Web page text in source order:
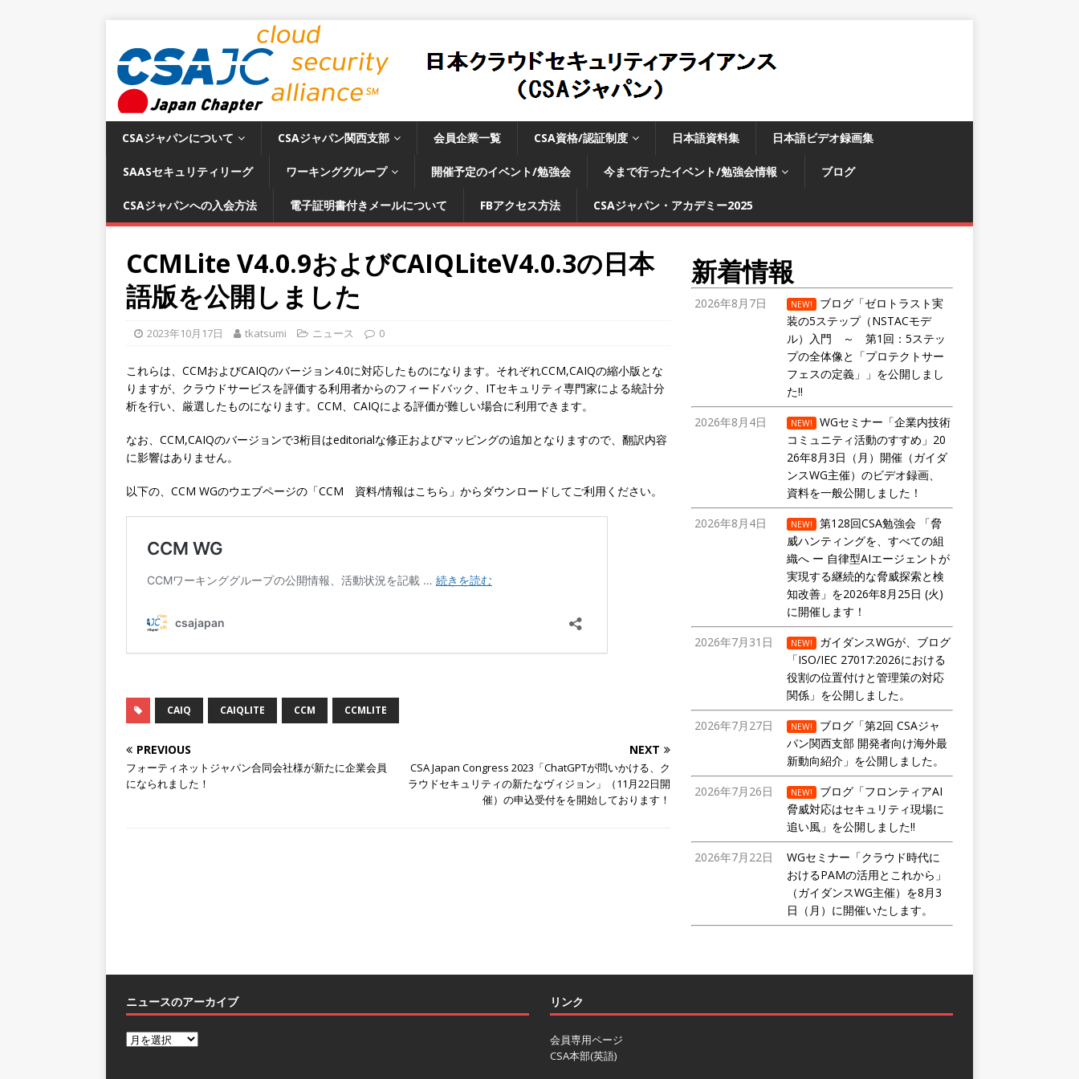
CSAジャパンについて CSAジャパン関西支部 会員企業一覧 CSA資格/認証制度 日本語資料集 日本語ビデオ録画集
SAASセキュリティリーグ ワーキンググループ 開催予定のイベント/勉強会 今まで行ったイベント/勉強会情報 ブログ
CSAジャパンへの入会方法 電子証明書付きメールについて FBアクセス方法 CSAジャパン・アカデミー2025
CCMLite V4.0.9およびCAIQLiteV4.0.3の日本
語版を公開しました
2023年10月17日 tkatsumi ニュース 0
これらは、CCMおよびCAIQのバージョン4.0に対応したものになります。それぞれCCM,CAIQの縮小版とな
りますが、クラウドサービスを評価する利用者からのフィードバック、ITセキュリティ専門家による統計分
析を行い、厳選したものになります。CCM、CAIQによる評価が難しい場合に利用できます。
なお、CCM,CAIQのバージョンで3桁目はeditorialな修正およびマッピングの追加となりますので、翻訳内容
に影響はありません。
以下の、CCM WGのウエブページの「CCM 資料/情報はこちら」からダウンロードしてご利用ください。
CAIQ CAIQLITE CCM CCMLITE
PREVIOUS
フォーティネットジャパン合同会社様が新たに企業会員
になられました！
NEXT
CSA Japan Congress 2023「ChatGPTが問いかける、ク
ラウドセキュリティの新たなヴィジョン」（11月22日開
催）の申込受付をを開始しております！
新着情報
2026年8月7日 NEW!
ブログ「ゼロトラスト実
装の5ステップ（NSTACモデ
ル）入門 ～ 第1回：5ステッ
プの全体像と「プロテクトサー
フェスの定義」」を公開しまし
た!!
2026年8月4日
NEW!
WGセミナー「企業内技術
コミュニティ活動のすすめ」20
26年8月3日（月）開催（ガイダ
ンスWG主催）のビデオ録画、
資料を一般公開しました！
2026年8月4日
NEW!
第128回CSA勉強会 「脅
威ハンティングを、すべての組
織へ ー 自律型AIエージェントが
実現する継続的な脅威探索と検
知改善」を2026年8月25日 (火)
に開催します！
2026年7月31日
NEW!
ガイダンスWGが、ブログ
「ISO/IEC 27017:2026における
役割の位置付けと管理策の対応
関係」を公開しました。
2026年7月27日
NEW!
ブログ「第2回 CSAジャ
パン関西支部 開発者向け海外最
新動向紹介」を公開しました。
2026年7月26日
NEW!
ブログ「フロンティアAI
脅威対応はセキュリティ現場に
追い風」を公開しました!!
2026年7月22日
WGセミナー「クラウド時代に
おけるPAMの活用とこれから」
（ガイダンスWG主催）を8月3
日（月）に開催いたします。
ニュースのアーカイブ リンク
会員専用ページ
CSA本部(英語)